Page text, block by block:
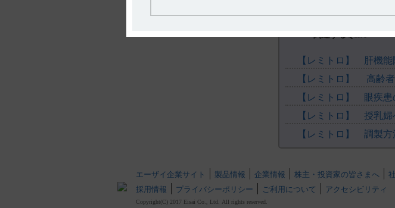
関連するQ&A
【レミトロ】 肝機能
【レミトロ】 高齢者
【レミトロ】 眼疾患
【レミトロ】 授乳婦
【レミトロ】 調製方
エーザイ企業サイト 製品情報 企業情報 株主・投資家の皆さまへ
採用情報
プライバシーポリシー ご利用について アクセシビリティ
Copyright(C) 2017 Eisai Co., Ltd. All rights reserved.